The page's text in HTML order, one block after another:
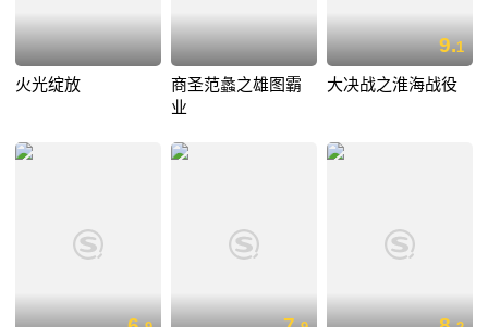
火光绽放
商圣范蠡之雄图霸
业
9.1
大决战之淮海战役